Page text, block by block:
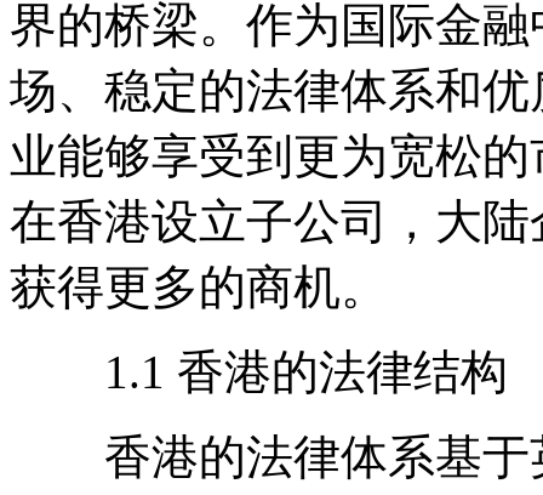
界的桥梁。作为国际金
场、稳定的法律体系和
业能够享受到更为宽松
在香港设立子公司，大
获得更多的商机。
1.1 香港的法律结构
香港的法律体系基于